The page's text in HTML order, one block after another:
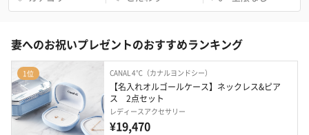
妻へのお祝いプレゼントのおすすめランキング
1位 CANAL 4℃（カナルヨンドシー）
【名入れオルゴールケース】ネックレス&ピア
ス　2点セット
レディースアクセサリー
¥19,470